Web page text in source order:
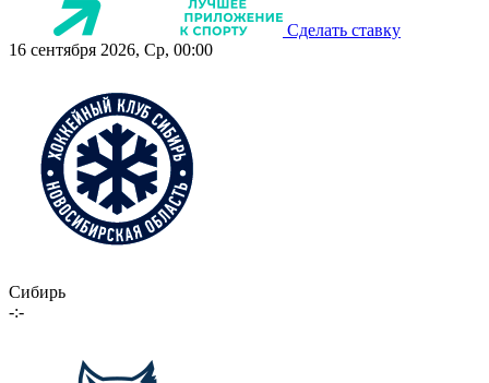
Сделать ставку
16 сентября 2026, Ср, 00:00
Сибирь
-:-